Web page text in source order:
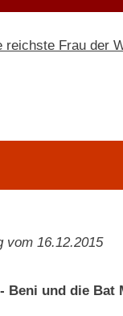
vom 16.12.2015
Beni und die Bat